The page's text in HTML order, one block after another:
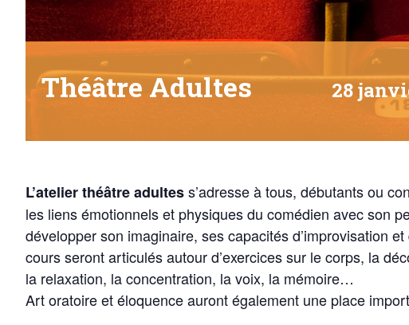
Théâtre Adultes 28
L’atelier théâtre adultess’adresse à tous, débutants ou
les liens émotionnels et physiques du comédien avec son
développer son imaginaire, ses capacités d’improvisation
cours seront articulés autour d’exercices sur le corps, la
la relaxation, la concentration, la voix, la mémoire…
Art oratoire et éloquence auront également une place